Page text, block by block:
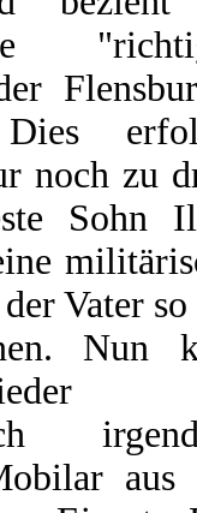
noch zu
Sohn
Vater so
Nun
aus